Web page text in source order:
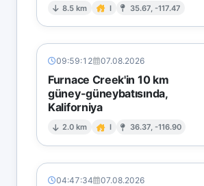
8.5 km I 35.67, -117.47
09:59:12 07.08.2026
Furnace Creek'in 10 km
güney-güneybatısında,
Kaliforniya
2.0 km I 36.37, -116.90
04:47:34 07.08.2026